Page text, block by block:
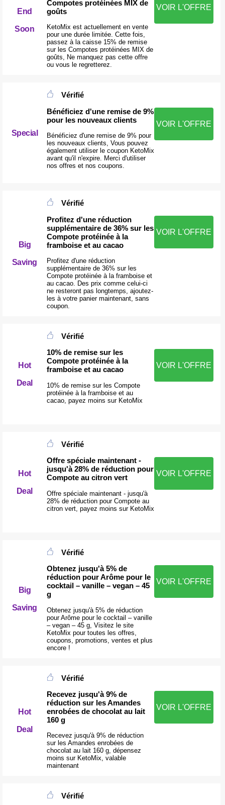
End
Soon
Compotes protéinées MIX de
goûts
KetoMix est actuellement en vente
pour une durée limitée. Cette fois,
passez à la caisse 15% de remise
sur les Compotes protéinées MIX de
goûts, Ne manquez pas cette offre
ou vous le regretterez.
VOIR L'OFFRE
Special
Vérifié
Bénéficiez d'une remise de 9%
pour les nouveaux clients
Bénéficiez d'une remise de 9% pour
les nouveaux clients, Vous pouvez
également utiliser le coupon KetoMix
avant qu'il n'expire. Merci d'utiliser
nos offres et nos coupons.
VOIR L'OFFRE
Big
Saving
Vérifié
Profitez d'une réduction
supplémentaire de 36% sur les
Compote protéinée à la
framboise et au cacao
Profitez d'une réduction
supplémentaire de 36% sur les
Compote protéinée à la framboise et
au cacao. Des prix comme celui-ci
ne resteront pas longtemps, ajoutez-
les à votre panier maintenant, sans
coupon.
VOIR L'OFFRE
Hot
Deal
Vérifié
10% de remise sur les
Compote protéinée à la
framboise et au cacao
10% de remise sur les Compote
protéinée à la framboise et au
cacao, payez moins sur KetoMix
VOIR L'OFFRE
Hot
Deal
Vérifié
Offre spéciale maintenant -
jusqu'à 28% de réduction pour
Compote au citron vert
Offre spéciale maintenant - jusqu'à
28% de réduction pour Compote au
citron vert, payez moins sur KetoMix
VOIR L'OFFRE
Big
Saving
Vérifié
Obtenez jusqu'à 5% de
réduction pour Arôme pour le
cocktail – vanille – vegan – 45
g
Obtenez jusqu'à 5% de réduction
pour Arôme pour le cocktail – vanille
– vegan – 45 g, Visitez le site
KetoMix pour toutes les offres,
coupons, promotions, ventes et plus
encore !
VOIR L'OFFRE
Hot
Deal
Vérifié
Recevez jusqu'à 9% de
réduction sur les Amandes
enrobées de chocolat au lait
160 g
Recevez jusqu'à 9% de réduction
sur les Amandes enrobées de
chocolat au lait 160 g, dépensez
moins sur KetoMix, valable
maintenant
VOIR L'OFFRE
Vérifié